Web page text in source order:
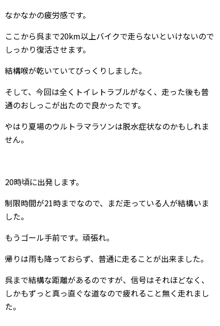
なかなかの疲労感です。
ここから呉まで20km以上バイクで走らないといけないので
しっかり復活させます。
結構喉が乾いていてびっくりしました。
そして、今回は全くトイレトラブルがなく、走った後も普
通のおしっこが出たので良かったです。
やはり夏場のウルトラマラソンは脱水症状なのかもしれま
せん。
20時頃に出発します。
制限時間が21時までなので、まだ走っている人が結構いま
した。
もうゴール手前です。頑張れ。
帰りは雨も降っておらず、普通に走ることが出来ました。
呉まで結構な距離があるのですが、信号はそれほどなく、
しかもずっと真っ直ぐな道なので疲れること無く走れまし
た。